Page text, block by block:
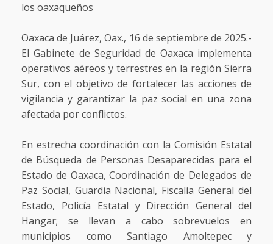
los oaxaqueños
Oaxaca de Juárez, Oax., 16 de septiembre de 2025.-
El Gabinete de Seguridad de Oaxaca implementa
operativos aéreos y terrestres en la región Sierra
Sur, con el objetivo de fortalecer las acciones de
vigilancia y garantizar la paz social en una zona
afectada por conflictos.
En estrecha coordinación con la Comisión Estatal
de Búsqueda de Personas Desaparecidas para el
Estado de Oaxaca, Coordinación de Delegados de
Paz Social, Guardia Nacional, Fiscalía General del
Estado, Policía Estatal y Dirección General del
Hangar; se llevan a cabo sobrevuelos en
municipios como Santiago Amoltepec y